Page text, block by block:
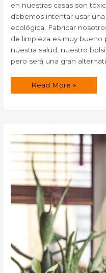
en nuestras casas son
debemos intentar usar
ecológica. Fabricar
de limpieza es muy bueno
nuestra salud, nuestro
pero será una gran
¿Cómo
para
Read More »